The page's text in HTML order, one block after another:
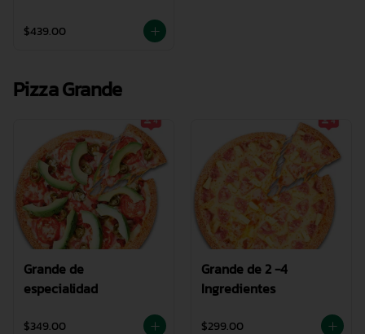
$439.00
Pizza Grande
Grande de
especialidad
$349.00
Grande de 2 -4
Ingredientes
$299.00